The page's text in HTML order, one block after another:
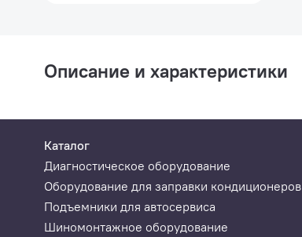
Описание и характеристики
Каталог
Диагностическое оборудование
Оборудование для заправки кондиционеров
Подъемники для автосервиса
Шиномонтажное оборудование